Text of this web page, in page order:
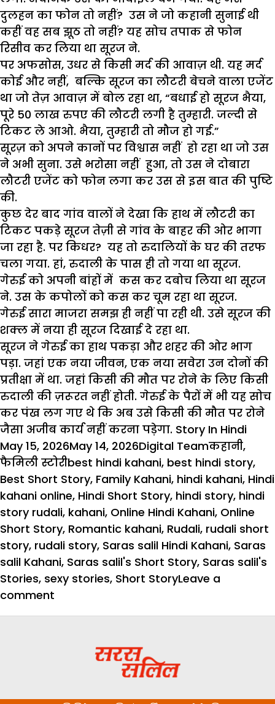
दुलहन का फोन तो नहीं? उस ने जो कहानी सुनाई थी
कहीं वह सब झूठ तो नहीं? यह सोच तपाक से फोन
रिसीव कर लिया था सूरज ने.
पर अफसोस, उधर से किसी मर्द की आवाज़ थी. यह मर्द
कोई और नहीं, बल्कि सूरज का लौटरी बेचने वाला एजेंट
था जो तेज़ आवाज़ में बोल रहा था, “बधाई हो सूरज भैया,
पूरे 50 लाख रुपए की लौटरी लगी है तुम्हारी. जल्दी से
टिकट ले आओ. भैया, तुम्हारी तो मौज हो गई.”
सूरज़ को अपने कानों पर विश्वास नहीं हो रहा था जो उस
ने अभी सुना. उसे भरोसा नहीं हुआ, तो उस ने दोबारा
लौटरी एजेंट को फोन लगा कर उस से इस बात की पुष्टि
की.
कुछ देर बाद गांव वालों ने देखा कि हाथ में लौटरी का
टिकट पकड़े सूरज तेज़ी से गांव के बाहर की ओर भागा
जा रहा है. पर किधर? यह तो रुदालियों के घर की तरफ
चला गया. हां, रुदाली के पास ही तो गया था सूरज.
गेरुई को अपनी बांहों में कस कर दबोच लिया था सूरज
ने. उस के कपोलों को कस कर चूम रहा था सूरज.
गेरुई सारा माजरा समझ ही नहीं पा रही थी. उसे सूरज की
शक्ल में नया ही सूरज दिखाई दे रहा था.
सूरज ने गेरुई का हाथ पकड़ा और शहर की ओर भाग
पड़ा. जहां एक नया जीवन, एक नया सवेरा उन दोनों की
प्रतीक्षा में था. जहां किसी की मौत पर रोने के लिए किसी
रुदाली की ज़रूरत नहीं होती. गेरुई के पैरों में भी यह सोच
कर पंख लग गए थे कि अब उसे किसी की मौत पर रोने
जैसा अजीब कार्य नहीं करना पड़ेगा. Story In Hindi
Posted
on
May 15, 2026May 14, 2026Author
Digital TeamCategories
कहानी,
फैमिली स्टोरीTags
best hindi kahani, best hindi story,
Best Short Story, Family Kahani, hindi kahani, Hindi
kahani online, Hindi Short Story, hindi story, hindi
story rudali, kahani, Online Hindi Kahani, Online
Short Story, Romantic kahani, Rudali, rudali short
story, rudali story, Saras salil Hindi Kahani, Saras
salil Kahani, Saras salil's Short Story, Saras salil's
Stories, sexy stories, Short StoryLeave a
comment